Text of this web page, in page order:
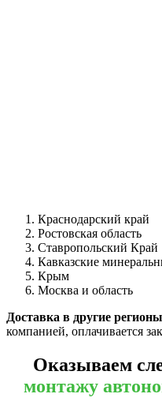
Краснодарский край
Ростовская область
Ставропольский Край
Кавказские
Крым
Москва и область
Доставка в другие регионы
компанией, оплачивается
Оказываем
монтажу